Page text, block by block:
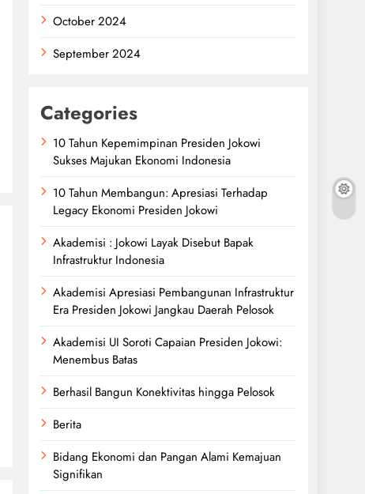
October 2024
September 2024
Categories
10 Tahun Kepemimpinan Presiden Jokowi
Sukses Majukan Ekonomi Indonesia
10 Tahun Membangun: Apresiasi Terhadap
Legacy Ekonomi Presiden Jokowi
Akademisi : Jokowi Layak Disebut Bapak
Infrastruktur Indonesia
Akademisi Apresiasi Pembangunan Infrastruktur
Era Presiden Jokowi Jangkau Daerah Pelosok
Akademisi UI Soroti Capaian Presiden Jokowi:
Menembus Batas
Berhasil Bangun Konektivitas hingga Pelosok
Berita
Bidang Ekonomi dan Pangan Alami Kemajuan
Signifikan